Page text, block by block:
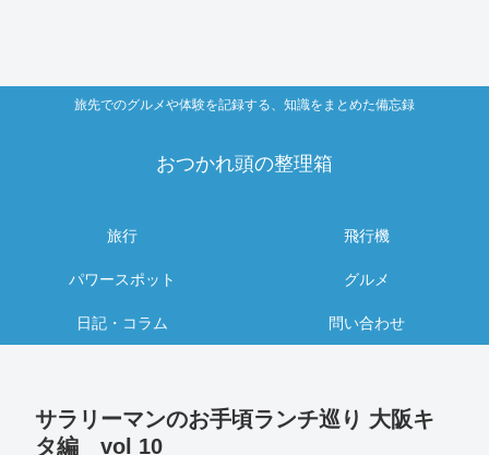
旅先でのグルメや体験を記録する、知識をまとめた備忘録
おつかれ頭の整理箱
旅行 飛行機
パワースポット グルメ
日記・コラム 問い合わせ
サラリーマンのお手頃ランチ巡り 大阪キ
タ編 vol 10